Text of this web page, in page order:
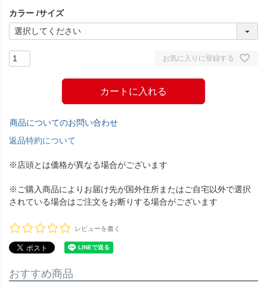
)
カラー サイズ
お気に入りに登録する
カートに入れる
商品についてのお問い合わせ
返品特約について
※店頭とは価格が異なる場合がございます
※ご購入商品によりお届け先が国外住所またはご自宅以外で選択
されている場合はご注文をお断りする場合がございます
レビューを書く
おすすめ商品